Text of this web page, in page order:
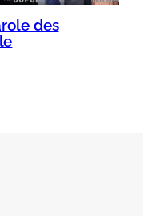
des